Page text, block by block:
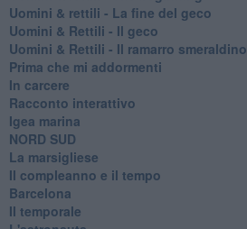
​Uomini & rettili - La fine del geco
Uomini & Rettili - Il geco
Uomini & Rettili - Il ramarro smeraldino
Prima che mi addormenti
In carcere
Racconto interattivo
Igea marina
​NORD SUD
La marsigliese
Il compleanno e il tempo
Barcelona
Il temporale